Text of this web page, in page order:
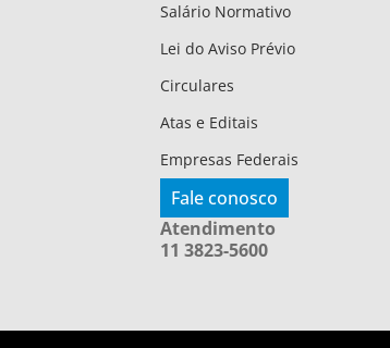
Salário Normativo
Lei do Aviso Prévio
Circulares
Atas e Editais
Empresas Federais
Fale conosco
Atendimento
11 3823-5600